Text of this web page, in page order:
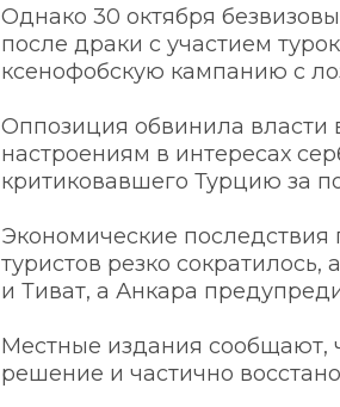
Однако 30 октября
после драки с участием
ксенофобскую кампанию с
Оппозиция обвинила власти
настроениям в интересах
критиковавшего Турцию за
Экономические последствия
туристов резко
и Тиват, а Анкара
Местные издания сообщают,
решение и частично